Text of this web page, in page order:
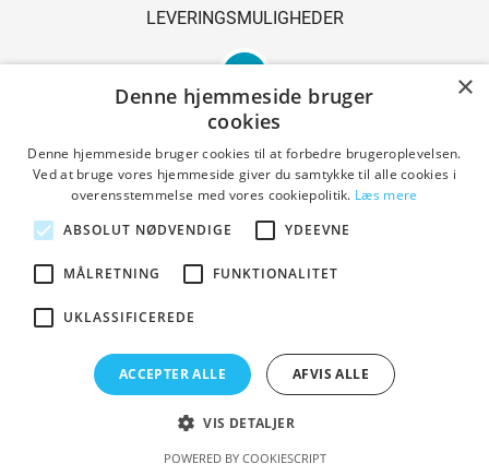
LEVERINGSMULIGHEDER
SIKKER SHOPPING
Handelsbetingelser
Copyright © 2023 Den Gl. Smedie. All Rights Reserved.
Designed by PrestaShoppen
×
Denne hjemmeside bruger
cookies
Denne hjemmeside bruger cookies til at forbedre brugeroplevelsen.
Ved at bruge vores hjemmeside giver du samtykke til alle cookies i
overensstemmelse med vores cookiepolitik. Læs mere
ABSOLUT NØDVENDIGE
YDEEVNE
MÅLRETNING FUNKTIONALITET
UKLASSIFICEREDE
ACCEPTER ALLE AFVIS ALLE
VIS DETALJER
POWERED BY COOKIESCRIPT